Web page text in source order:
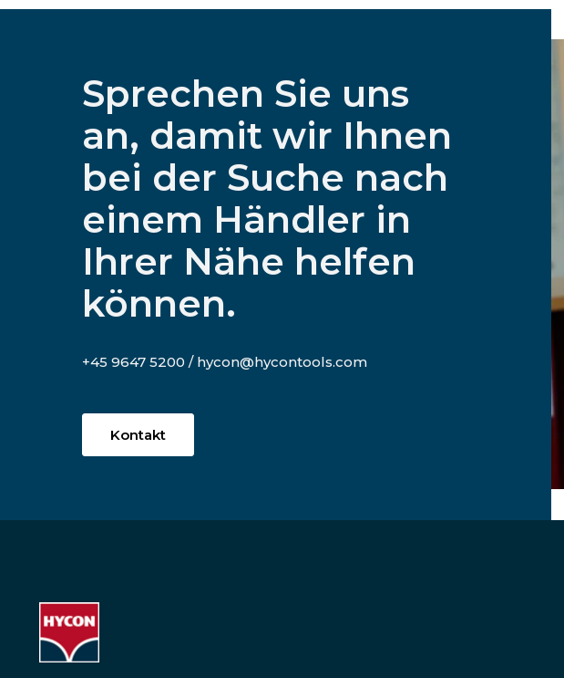
Sprechen Sie uns
an, damit wir Ihnen
bei der Suche nach
einem Händler in
Ihrer Nähe helfen
können.
+45 9647 5200 / hycon@hycontools.com
Kontakt